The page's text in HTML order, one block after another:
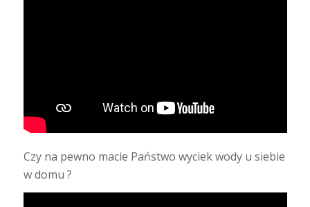
Czy na pewno macie Państwo wyciek wody u siebie
w domu ?